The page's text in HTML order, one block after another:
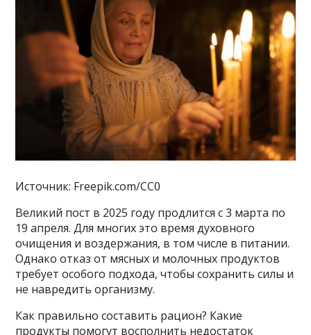
Источник: Freepik.com/CC0
Великий пост в 2025 году продлится с 3 марта по
19 апреля. Для многих это время духовного
очищения и воздержания, в том числе в питании.
Однако отказ от мясных и молочных продуктов
требует особого подхода, чтобы сохранить силы и
не навредить организму.
Как правильно составить рацион? Какие
продукты помогут восполнить недостаток